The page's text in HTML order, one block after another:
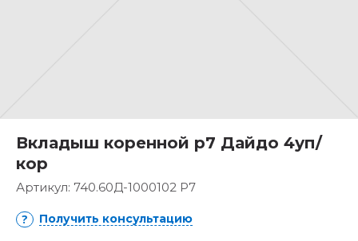
Вкладыш коренной р7 Дайдо 4уп/
кор
Артикул: 740.60Д-1000102 Р7
Получить консультацию